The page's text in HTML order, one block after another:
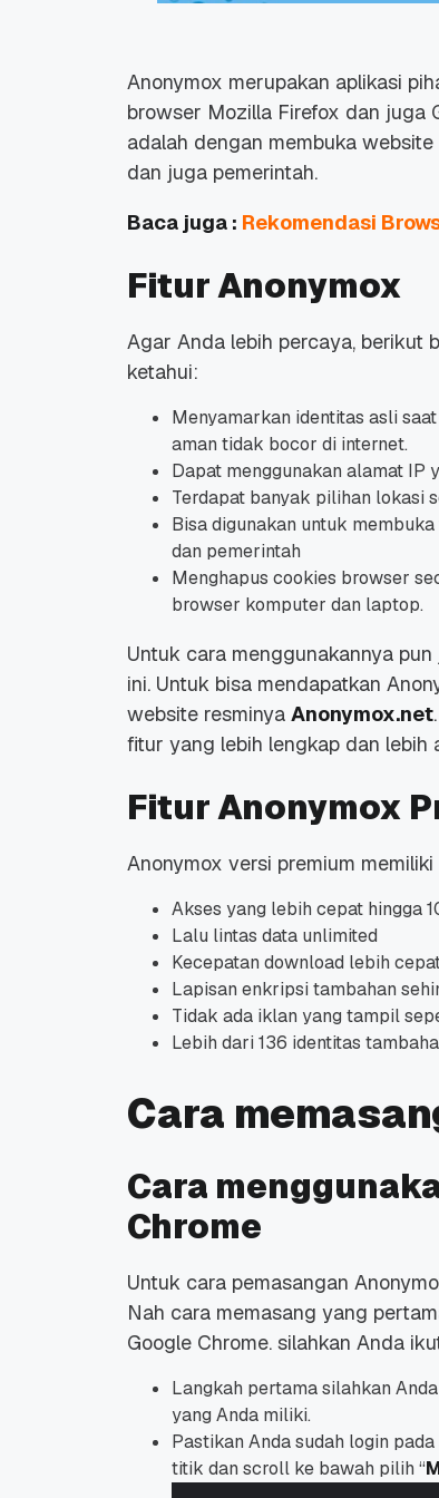
Promo Ramadan 2026:
Hosting Qwords
6
Terbaru
20 Nov,
Anonymox merupakan aplikasi
browser Mozilla Firefox dan juga
adalah dengan membuka
dan juga pemerintah.
Baca juga : Rekomendasi
Fitur Anonymox
Agar Anda lebih percaya, berikut
ketahui:
Menyamarkan identitas asli
aman tidak bocor di internet.
Dapat menggunakan alamat IP
Terdapat banyak pilihan lokasi
Bisa digunakan untuk
dan pemerintah
Menghapus cookies browser
browser komputer dan laptop.
Untuk cara menggunakannya
ini. Untuk bisa mendapatkan
website resminya Anonymox.net
fitur yang lebih lengkap dan lebih
Fitur Anonymox
Anonymox versi premium
Akses yang lebih cepat hingga
Lalu lintas data unlimited
Kecepatan download lebih
Lapisan enkripsi tambahan
Tidak ada iklan yang tampil
Lebih dari 136 identitas
Cara
Cara
Chrome
Untuk cara pemasangan
Nah cara memasang yang
Google Chrome. silahkan Anda
Langkah pertama silahkan
yang Anda miliki.
Pastikan Anda sudah login
titik dan scroll ke bawah pilih “